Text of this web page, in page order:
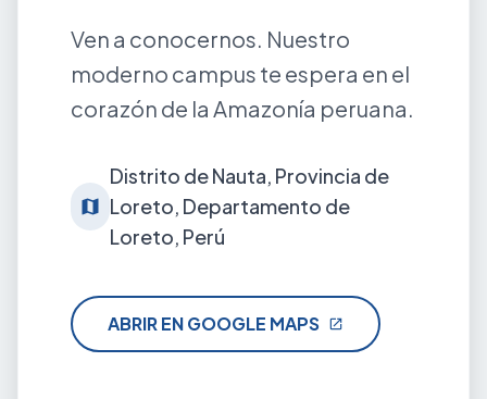
Ven a conocernos. Nuestro
moderno campus te espera en el
corazón de la Amazonía peruana.
map
Distrito de Nauta, Provincia de
Loreto, Departamento de
Loreto, Perú
ABRIR EN GOOGLE MAPS open_in_new